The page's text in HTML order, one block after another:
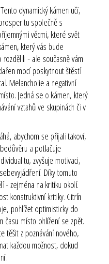
dynamický kámen učí,
společně s
věcmi, které svět
který vás bude
- ale současně vám
mocí poskytnout štěstí
Melancholie a negativní
Jedná se o kámen, který
vztahů ve skupinách či v
abychom se přijali takoví,
a potlačuje
zvyšuje motivaci,
Díky tomuto
- zejména na kritiku okolí.
konstruktivní kritiky. Citrín
pohlížet optimisticky do
času místo ohlížení se zpět.
těšit z poznávání nového,
každou možnost, dokud